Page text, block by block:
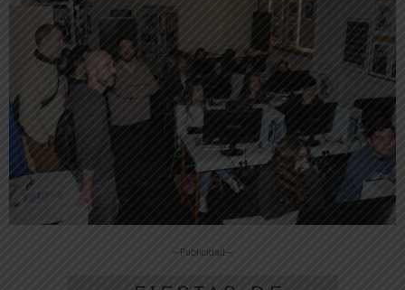
-- Publicidad --